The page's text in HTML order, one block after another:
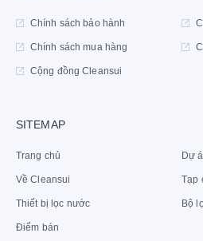
Chính sách bảo hành
Chính sách mua hàng
Cộng đồng Cleansui
SITEMAP
Trang chủ Dự
Về Cleansui Tạp
Thiết bị lọc nước Bộ
Điểm bán